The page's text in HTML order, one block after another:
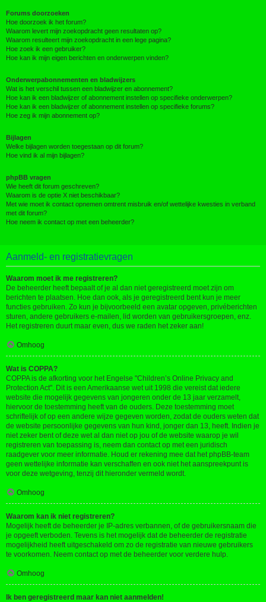
Forums doorzoeken
Hoe doorzoek ik het forum?
Waarom levert mijn zoekopdracht geen resultaten op?
Waarom resulteert mijn zoekopdracht in een lege pagina?
Hoe zoek ik een gebruiker?
Hoe kan ik mijn eigen berichten en onderwerpen vinden?
Onderwerpabonnementen en bladwijzers
Wat is het verschil tussen een bladwijzer en abonnement?
Hoe kan ik een bladwijzer of abonnement instellen op specifieke onderwerpen?
Hoe kan ik een bladwijzer of abonnement instellen op specifieke forums?
Hoe zeg ik mijn abonnement op?
Bijlagen
Welke bijlagen worden toegestaan op dit forum?
Hoe vind ik al mijn bijlagen?
phpBB vragen
Wie heeft dit forum geschreven?
Waarom is de optie X niet beschikbaar?
Met wie moet ik contact opnemen omtrent misbruik en/of wettelijke kwesties in verband
met dit forum?
Hoe neem ik contact op met een beheerder?
Aanmeld- en registratievragen
Waarom moet ik me registreren?
De beheerder heeft bepaalt of je al dan niet geregistreerd moet zijn om
berichten te plaatsen. Hoe dan ook, als je geregistreerd bent kun je meer
functies gebruiken. Zo kun je bijvoorbeeld een avatar opgeven, privéberichten
sturen, andere gebruikers e-mailen, lid worden van gebruikersgroepen, enz.
Het registreren duurt maar even, dus we raden het zeker aan!
Omhoog
Wat is COPPA?
COPPA is de afkorting voor het Engelse "Children’s Online Privacy and
Protection Act". Dit is een Amerikaanse wet uit 1998 die vereist dat iedere
website die mogelijk gegevens van jongeren onder de 13 jaar verzamelt,
hiervoor de toestemming heeft van de ouders. Deze toestemming moet
schriftelijk of op een andere wijze gegeven worden, zodat de ouders weten dat
de website persoonlijke gegevens van hun kind, jonger dan 13, heeft. Indien je
niet zeker bent of deze wet al dan niet op jou of de website waarop je wil
registreren van toepassing is, neem dan contact op met een juridisch
raadgever voor meer informatie. Houd er rekening mee dat het phpBB-team
geen wettelijke informatie kan verschaffen en ook niet het aanspreekpunt is
voor deze wetgeving, tenzij dit hieronder vermeld wordt.
Omhoog
Waarom kan ik niet registreren?
Mogelijk heeft de beheerder je IP-adres verbannen, of de gebruikersnaam die
je opgeeft verboden. Tevens is het mogelijk dat de beheerder de registratie
mogelijkheid heeft uitgeschakeld om zo de registratie van nieuwe gebruikers
te voorkomen. Neem contact op met de beheerder voor verdere hulp.
Omhoog
Ik ben geregistreerd maar kan niet aanmelden!